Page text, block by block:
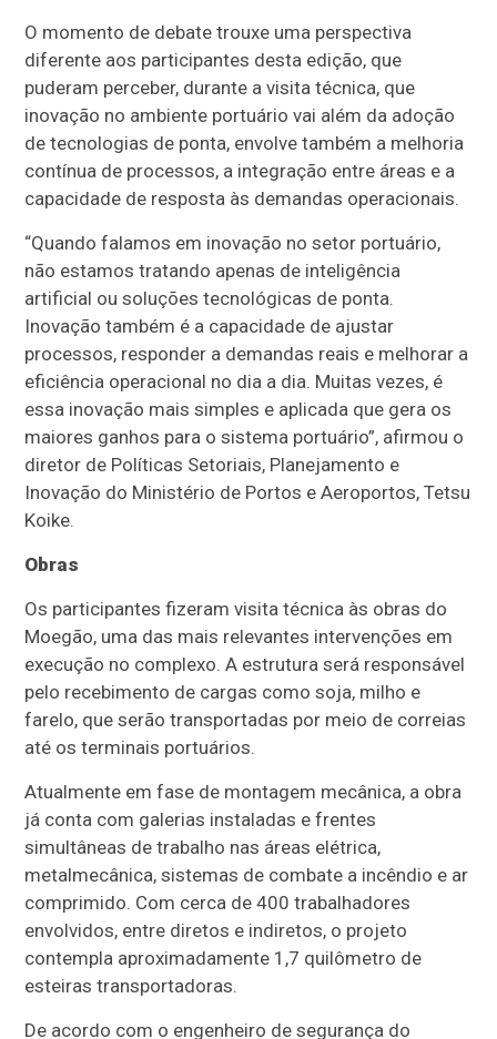
O momento de debate trouxe uma perspectiva
diferente aos participantes desta edição, que
puderam perceber, durante a visita técnica, que
inovação no ambiente portuário vai além da adoção
de tecnologias de ponta, envolve também a melhoria
contínua de processos, a integração entre áreas e a
capacidade de resposta às demandas operacionais.
“Quando falamos em inovação no setor portuário,
não estamos tratando apenas de inteligência
artificial ou soluções tecnológicas de ponta.
Inovação também é a capacidade de ajustar
processos, responder a demandas reais e melhorar a
eficiência operacional no dia a dia. Muitas vezes, é
essa inovação mais simples e aplicada que gera os
maiores ganhos para o sistema portuário”, afirmou o
diretor de Políticas Setoriais, Planejamento e
Inovação do Ministério de Portos e Aeroportos, Tetsu
Koike.
Obras
Os participantes fizeram visita técnica às obras do
Moegão, uma das mais relevantes intervenções em
execução no complexo. A estrutura será responsável
pelo recebimento de cargas como soja, milho e
farelo, que serão transportadas por meio de correias
até os terminais portuários.
Atualmente em fase de montagem mecânica, a obra
já conta com galerias instaladas e frentes
simultâneas de trabalho nas áreas elétrica,
metalmecânica, sistemas de combate a incêndio e ar
comprimido. Com cerca de 400 trabalhadores
envolvidos, entre diretos e indiretos, o projeto
contempla aproximadamente 1,7 quilômetro de
esteiras transportadoras.
De acordo com o engenheiro de segurança do